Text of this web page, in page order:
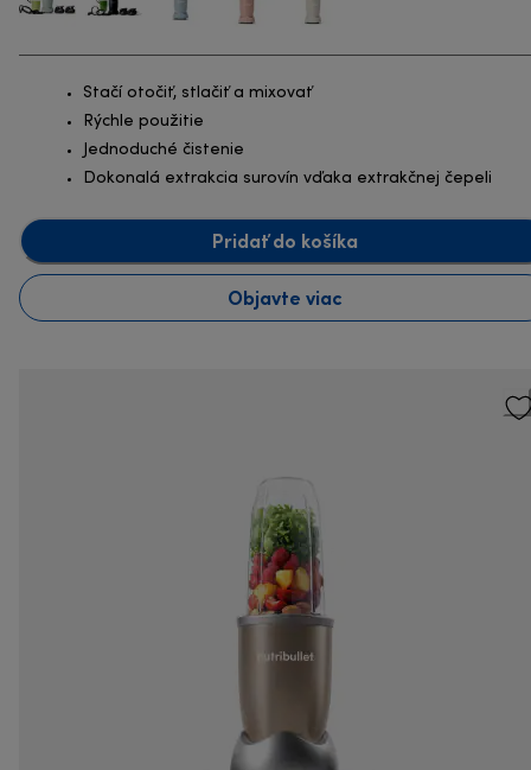
Stačí otočiť, stlačiť a mixovať
Rýchle použitie
Jednoduché čistenie
Dokonalá extrakcia surovín vďaka extrakčnej čepeli
Pridať do košíka
Objavte viac